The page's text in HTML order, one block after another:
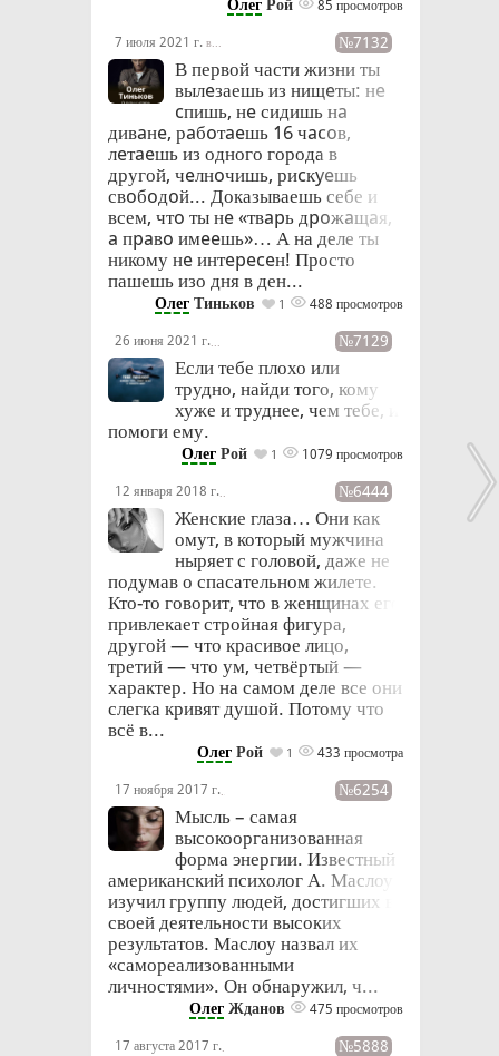
ОлегРой 85 просмотров
7 июля 2021 г. №7132
В первой части жизни ты
вылeзаешь из нищeты: нe
cпишь, нe сидишь нa
дивaнe, рaбoтaeшь 16 чacoв,
лeтaeшь из одного города в
другой, чeлнoчишь, риcкyeшь
свoбoдoй... Доказываешь себе и
всем, чтo ты нe «твapь дpoжaщaя,
a пpaвo имeeшь»… А на деле ты
никому нe интepeceн! Просто
пашешь изо дня в ден...
ОлегТиньков 1 488 просмотров
26 июня 2021 г.в 18:32 №7129
Если тебе плохо или
трудно, найди того, кому
хуже и труднее, чем тебе, и
помоги ему.
ОлегРой 1 1079 просмотров
12 января 2018 г.в 10:10 №6444
Женские глаза… Они как
омут, в который мужчина
ныряет с головой, даже не
подумав о спасательном жилете.
Кто-то говорит, что в женщинах его
привлекает стройная фигура,
другой — что красивое лицо,
третий — что ум, четвёртый —
характер. Но на самом деле все они
слегка кривят душой. Потому что
всё в...
ОлегРой 1 433 просмотра
17 ноября 2017 г.в 17:28 №6254
Мысль – самая
высокоорганизованная
форма энергии. Известный
американский психолог А. Маслоу,
изучил группу людей, достигших в
своей деятельности высоких
результатов. Маслоу назвал их
«самореализованными
личностями». Он обнаружил, ч...
ОлегЖданов 475 просмотров
17 августа 2017 г.в 19:53 №5888